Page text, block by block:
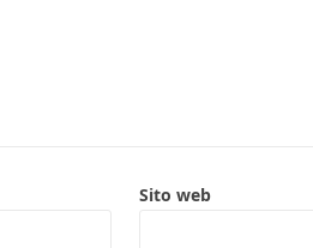
Sito web